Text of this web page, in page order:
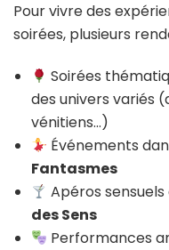
Pour vivre des
soirées, plusieurs
Soirées
des univers variés
vénitiens…)
Événements
Fantasmes
Apéros
des Sens
Performances